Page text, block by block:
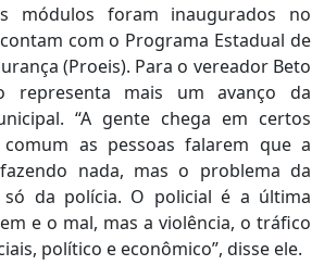
módulos foram inaugurados no
com o Programa Estadual de
(Proeis). Para o vereador Beto
representa mais um avanço da
“A gente chega em certos
as pessoas falarem que a
nada, mas o problema da
da polícia. O policial é a última
e o mal, mas a violência, o tráfico
político e econômico”, disse ele.